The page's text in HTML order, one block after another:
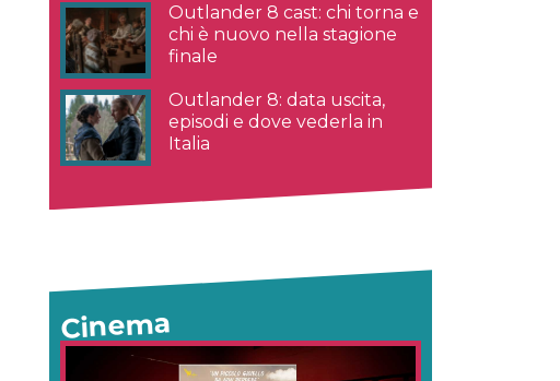
Outlander 8 cast: chi torna e
chi è nuovo nella stagione
finale
Outlander 8: data uscita,
episodi e dove vederla in
Italia
Cinema